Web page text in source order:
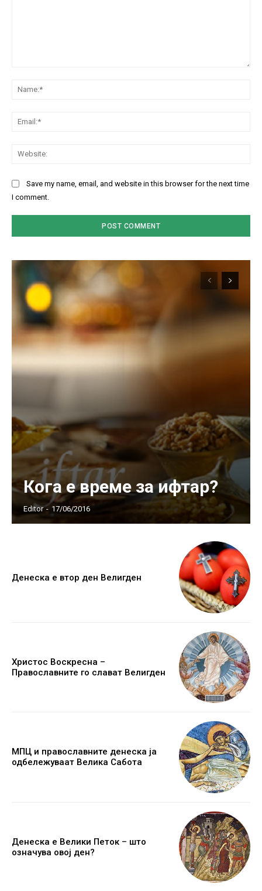
Save my name, email, and website in this browser for the next time
I comment.
Кога е време за ифтар?
Editor - 17/06/2016
Денеска е втор ден Велигден
Христос Воскресна –
Православните го слават Велигден
МПЦ и православните денеска ја
одбележуваат Велика Сабота
Денеска е Велики Петок – што
означува овој ден?